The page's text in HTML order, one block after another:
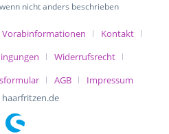
nicht anders beschrieben
Vorabinformationen
Kontakt
Widerrufsrecht
AGB
Impressum